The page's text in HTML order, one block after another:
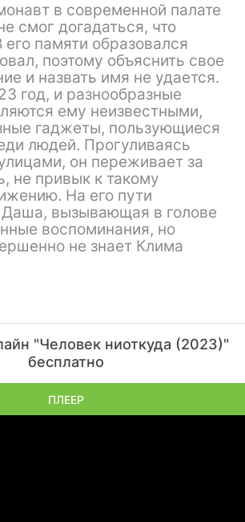
в современной палате
смог догадаться, что
памяти образовался
поэтому объяснить свое
и назвать имя не удается.
год, и разнообразные
ему неизвестными,
гаджеты, пользующиеся
людей. Прогуливаясь
он переживает за
не привык к такому
На его пути
Даша, вызывающая в голове
воспоминания, но
не знает Клима
"Человек ниоткуда (2023)"
бесплатно
ПЛЕЕР